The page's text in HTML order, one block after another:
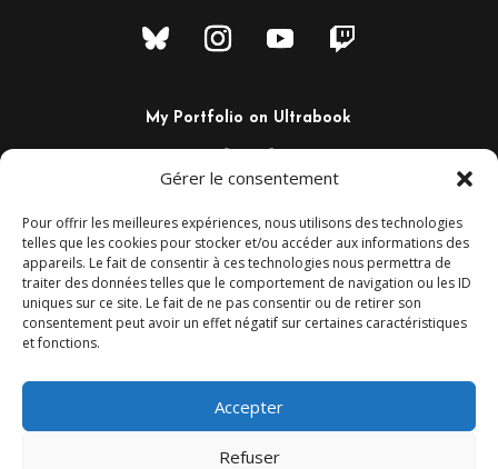
Gérer le consentement
Pour offrir les meilleures expériences, nous utilisons des technologies
telles que les cookies pour stocker et/ou accéder aux informations des
appareils. Le fait de consentir à ces technologies nous permettra de
traiter des données telles que le comportement de navigation ou les ID
uniques sur ce site. Le fait de ne pas consentir ou de retirer son
consentement peut avoir un effet négatif sur certaines caractéristiques
et fonctions.
Accepter
Refuser
My Portfolio on Ultrabook
Camaalt@gmail.com
Montpellier – France